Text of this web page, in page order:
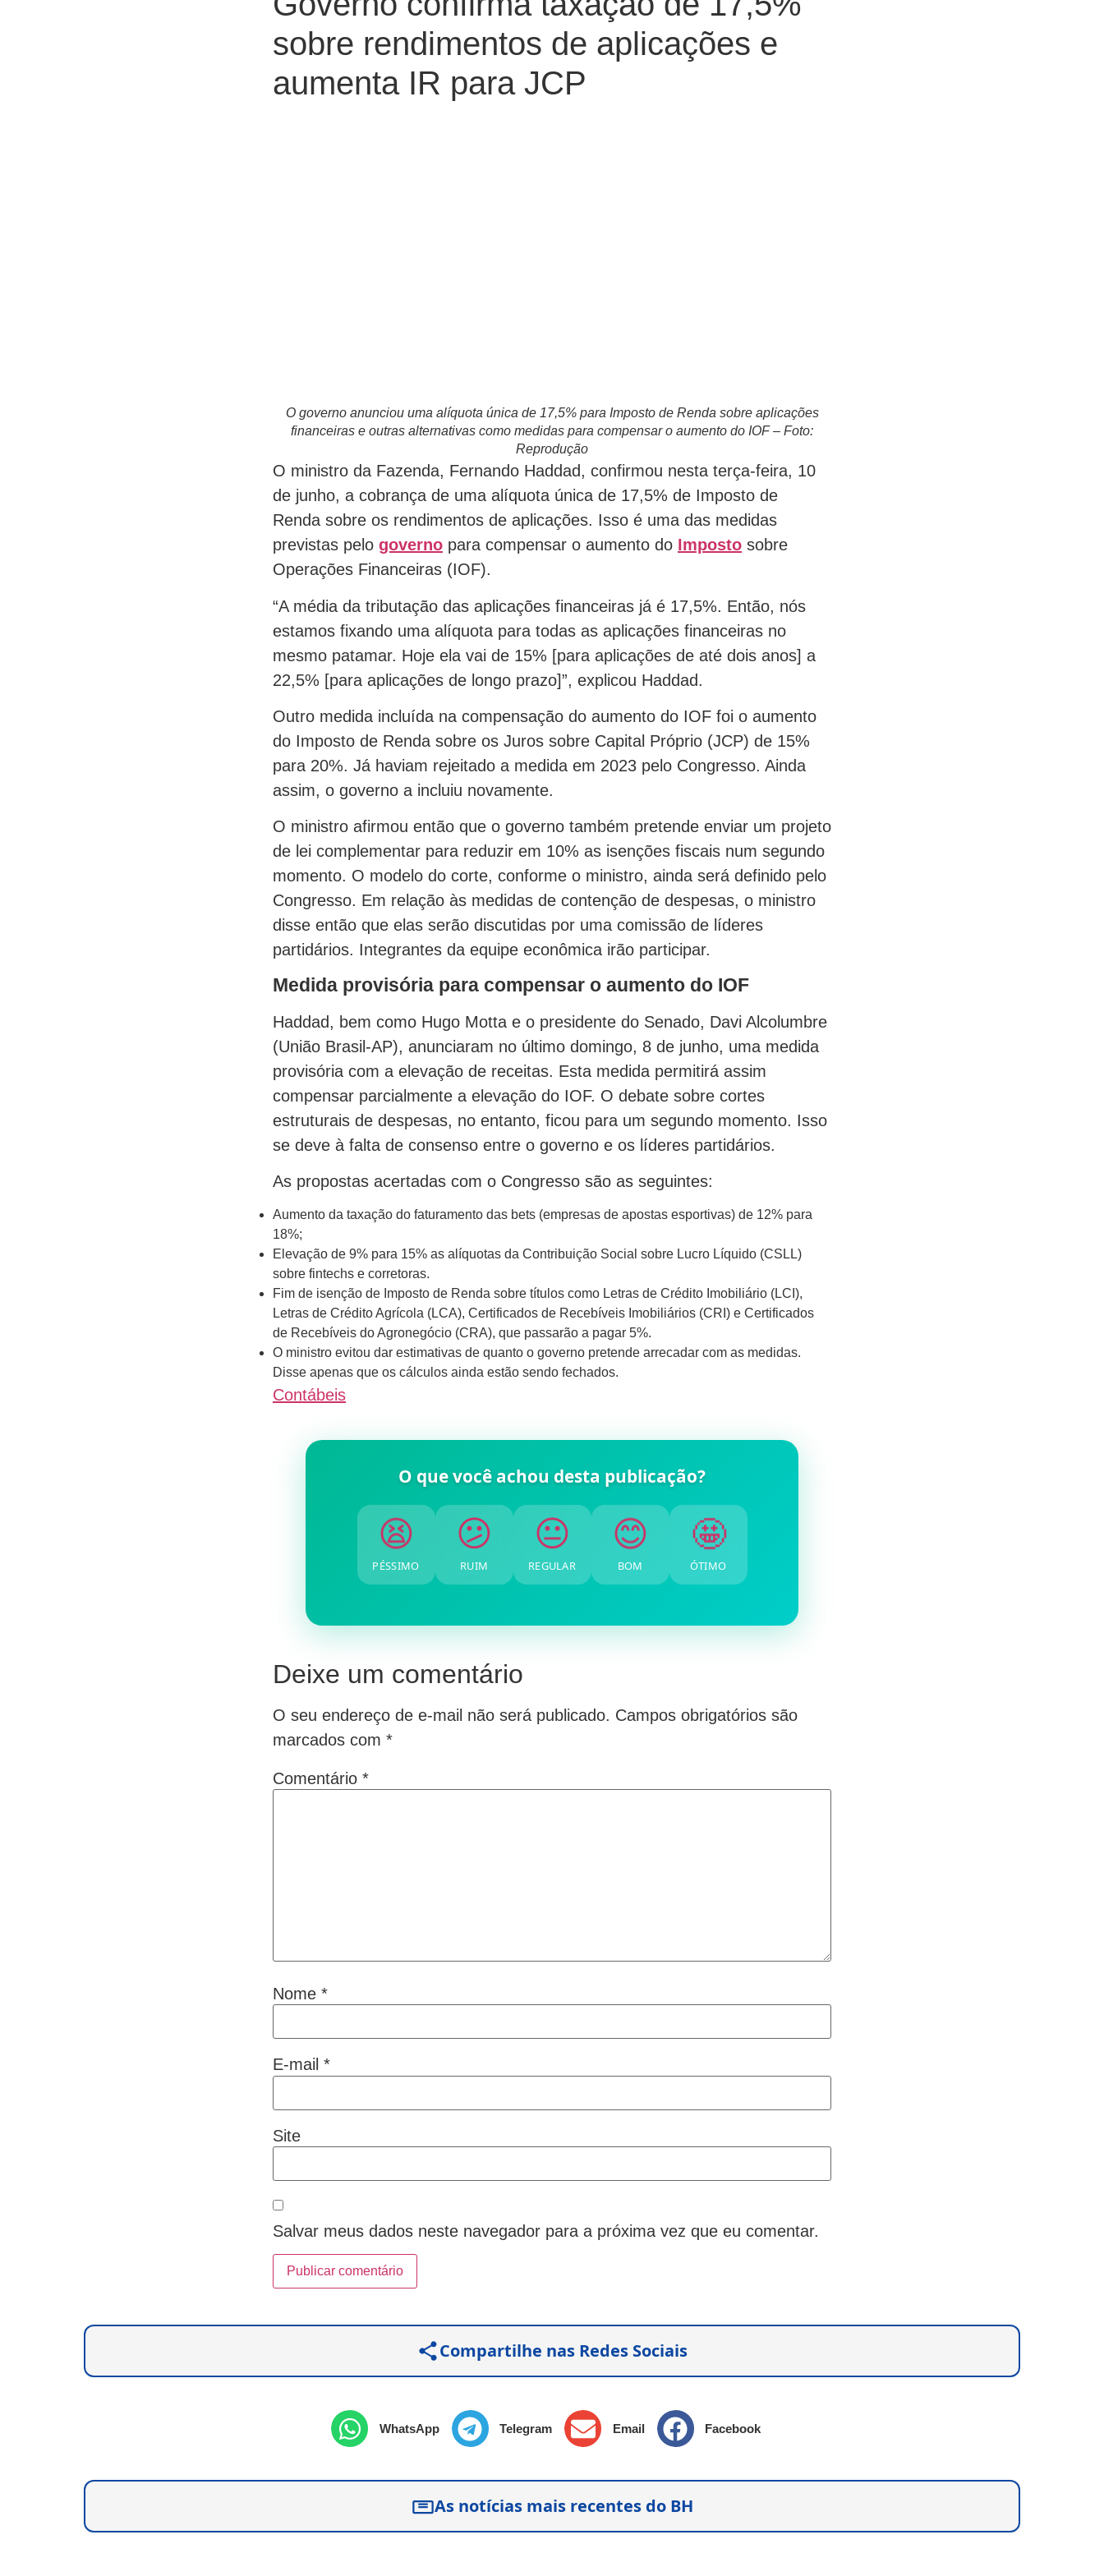
sobre rendimentos de aplicações e
aumenta IR para JCP
O governo anunciou uma alíquota única de 17,5% para Imposto de Renda sobre aplicações
financeiras e outras alternativas como medidas para compensar o aumento do IOF – Foto:
Reprodução
O ministro da Fazenda, Fernando Haddad, confirmou nesta terça-feira, 10
de junho, a cobrança de uma alíquota única de 17,5% de Imposto de
Renda sobre os rendimentos de aplicações. Isso é uma das medidas
previstas pelo governo para compensar o aumento do Imposto sobre
Operações Financeiras (IOF).
“A média da tributação das aplicações financeiras já é 17,5%. Então, nós
estamos fixando uma alíquota para todas as aplicações financeiras no
mesmo patamar. Hoje ela vai de 15% [para aplicações de até dois anos] a
22,5% [para aplicações de longo prazo]”, explicou Haddad.
Outro medida incluída na compensação do aumento do IOF foi o aumento
do Imposto de Renda sobre os Juros sobre Capital Próprio (JCP) de 15%
para 20%. Já haviam rejeitado a medida em 2023 pelo Congresso. Ainda
assim, o governo a incluiu novamente.
O ministro afirmou então que o governo também pretende enviar um projeto
de lei complementar para reduzir em 10% as isenções fiscais num segundo
momento. O modelo do corte, conforme o ministro, ainda será definido pelo
Congresso. Em relação às medidas de contenção de despesas, o ministro
disse então que elas serão discutidas por uma comissão de líderes
partidários. Integrantes da equipe econômica irão participar.
Medida provisória para compensar o aumento do IOF
Haddad, bem como Hugo Motta e o presidente do Senado, Davi Alcolumbre
(União Brasil-AP), anunciaram no último domingo, 8 de junho, uma medida
provisória com a elevação de receitas. Esta medida permitirá assim
compensar parcialmente a elevação do IOF. O debate sobre cortes
estruturais de despesas, no entanto, ficou para um segundo momento. Isso
se deve à falta de consenso entre o governo e os líderes partidários.
As propostas acertadas com o Congresso são as seguintes:
Aumento da taxação do faturamento das bets (empresas de apostas esportivas) de 12% para
18%;
Elevação de 9% para 15% as alíquotas da Contribuição Social sobre Lucro Líquido (CSLL)
sobre fintechs e corretoras.
Fim de isenção de Imposto de Renda sobre títulos como Letras de Crédito Imobiliário (LCI),
Letras de Crédito Agrícola (LCA), Certificados de Recebíveis Imobiliários (CRI) e Certificados
de Recebíveis do Agronegócio (CRA), que passarão a pagar 5%.
O ministro evitou dar estimativas de quanto o governo pretende arrecadar com as medidas.
Disse apenas que os cálculos ainda estão sendo fechados.
Contábeis
O que você achou desta publicação?
😫
PÉSSIMO
😕
RUIM
😐
REGULAR
😊
BOM
🤩
ÓTIMO
Deixe um comentário
O seu endereço de e-mail não será publicado. Campos obrigatórios são
marcados com *
Comentário *
Nome *
E-mail *
Site
Salvar meus dados neste navegador para a próxima vez que eu comentar.
Compartilhe nas Redes Sociais
WhatsApp Telegram Email Facebook
As notícias mais recentes do BH